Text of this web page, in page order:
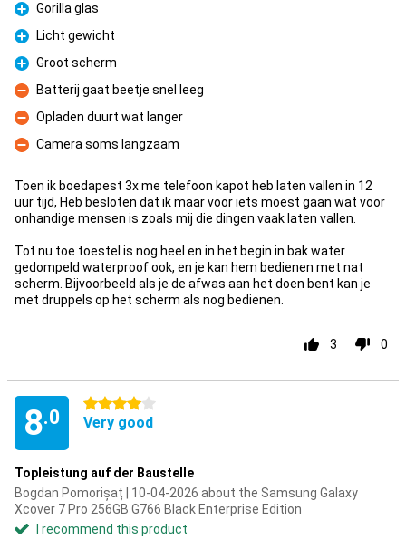
Pro
Gorilla glas
Pro
Licht gewicht
Pro
Groot scherm
Con
Batterij gaat beetje snel leeg
Con
Opladen duurt wat langer
Con
Camera soms langzaam
Toen ik boedapest 3x me telefoon kapot heb laten vallen in 12
uur tijd, Heb besloten dat ik maar voor iets moest gaan wat voor
onhandige mensen is zoals mij die dingen vaak laten vallen.
Tot nu toe toestel is nog heel en in het begin in bak water
gedompeld waterproof ook, en je kan hem bedienen met nat
scherm. Bijvoorbeeld als je de afwas aan het doen bent kan je
met druppels op het scherm als nog bedienen.
3 0
8.0
4 stars
Very good
Topleistung auf der Baustelle
Bogdan Pomorișaț | 10-04-2026 about the Samsung Galaxy
Xcover 7 Pro 256GB G766 Black Enterprise Edition
I recommend this product